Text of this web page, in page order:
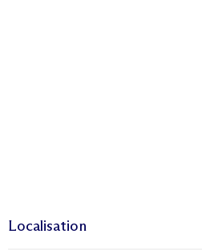
Localisation